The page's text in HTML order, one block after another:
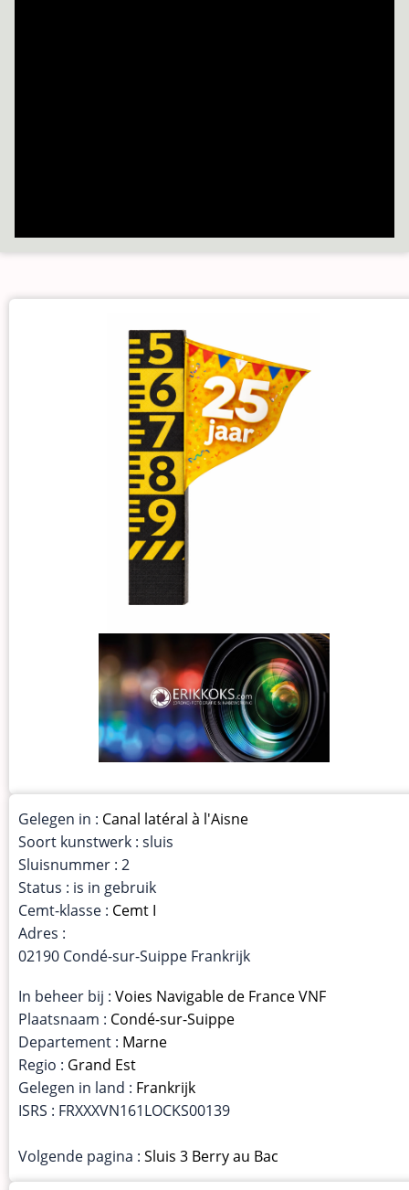
Gelegen in : Canal latéral à l'Aisne
Soort kunstwerk : sluis
Sluisnummer : 2
Status : is in gebruik
Cemt-klasse : Cemt I
Adres :
02190 Condé-sur-Suippe Frankrijk
In beheer bij : Voies Navigable de France VNF
Plaatsnaam : Condé-sur-Suippe
Departement : Marne
Regio : Grand Est
Gelegen in land : Frankrijk
ISRS : FRXXXVN161LOCKS00139
Volgende pagina : Sluis 3 Berry au Bac